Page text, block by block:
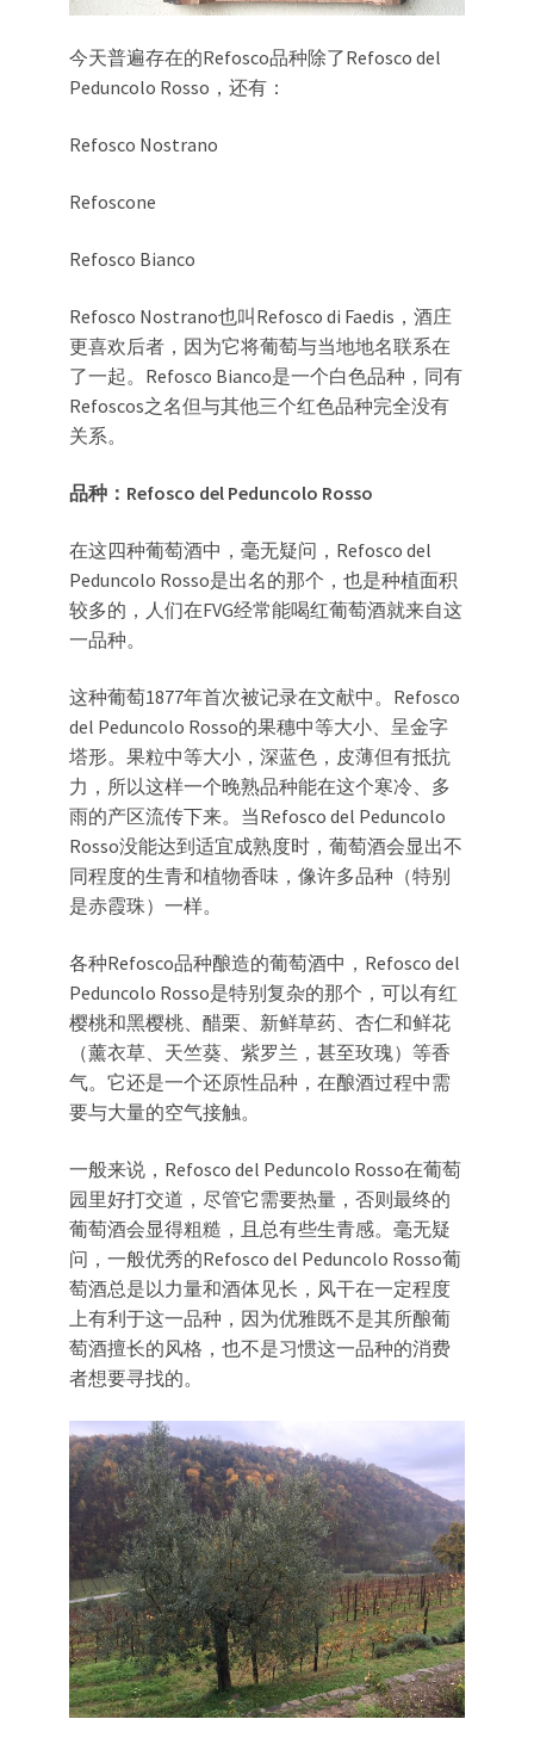
今天普遍存在的Refosco品种除了Refosco del
Peduncolo Rosso，还有：
Refosco Nostrano
Refoscone
Refosco Bianco
Refosco Nostrano也叫Refosco di Faedis，酒庄
更喜欢后者，因为它将葡萄与当地地名联系在
了一起。Refosco Bianco是一个白色品种，同有
Refoscos之名但与其他三个红色品种完全没有
关系。
品种：Refosco del Peduncolo Rosso
在这四种葡萄酒中，毫无疑问，Refosco del
Peduncolo Rosso是出名的那个，也是种植面积
较多的，人们在FVG经常能喝红葡萄酒就来自这
一品种。
这种葡萄1877年首次被记录在文献中。Refosco
del Peduncolo Rosso的果穗中等大小、呈金字
塔形。果粒中等大小，深蓝色，皮薄但有抵抗
力，所以这样一个晚熟品种能在这个寒冷、多
雨的产区流传下来。当Refosco del Peduncolo
Rosso没能达到适宜成熟度时，葡萄酒会显出不
同程度的生青和植物香味，像许多品种（特别
是赤霞珠）一样。
各种Refosco品种酿造的葡萄酒中，Refosco del
Peduncolo Rosso是特别复杂的那个，可以有红
樱桃和黑樱桃、醋栗、新鲜草药、杏仁和鲜花
（薰衣草、天竺葵、紫罗兰，甚至玫瑰）等香
气。它还是一个还原性品种，在酿酒过程中需
要与大量的空气接触。
一般来说，Refosco del Peduncolo Rosso在葡萄
园里好打交道，尽管它需要热量，否则最终的
葡萄酒会显得粗糙，且总有些生青感。毫无疑
问，一般优秀的Refosco del Peduncolo Rosso葡
萄酒总是以力量和酒体见长，风干在一定程度
上有利于这一品种，因为优雅既不是其所酿葡
萄酒擅长的风格，也不是习惯这一品种的消费
者想要寻找的。